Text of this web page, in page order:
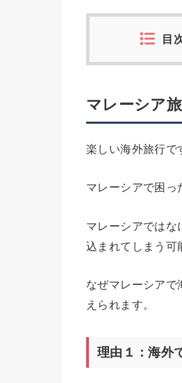
目
マレーシア
楽しい海外旅行で
マレーシアで困っ
マレーシアではな
込まれてしまう可
なぜマレーシアで
えられます。
理由１：海外